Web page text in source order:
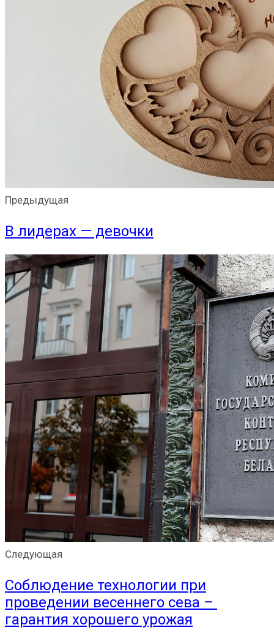
Предыдущая
В лидерах — девочки
Следующая
Соблюдение технологии при
проведении весеннего сева –
гарантия хорошего урожая